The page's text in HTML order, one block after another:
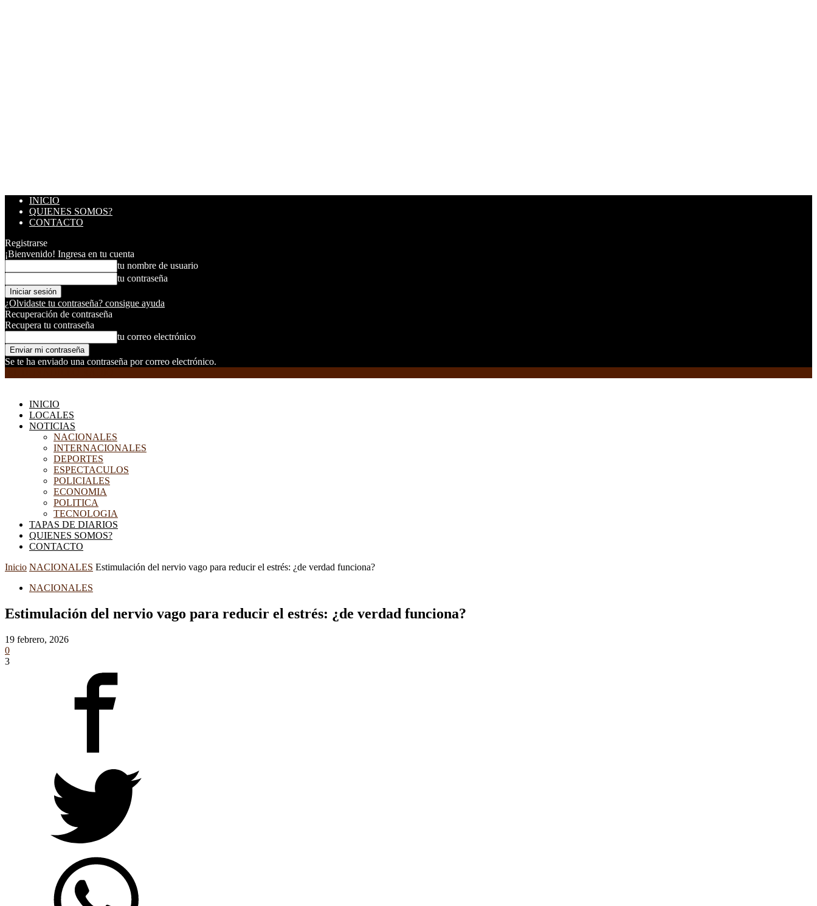
INICIO
QUIENES SOMOS?
CONTACTO
Registrarse
¡Bienvenido! Ingresa en tu cuenta
tu nombre de usuario
tu contraseña
¿Olvidaste tu contraseña? consigue ayuda
Recuperación de contraseña
Recupera tu contraseña
tu correo electrónico
Se te ha enviado una contraseña por correo electrónico.
INICIO
LOCALES
NOTICIAS
NACIONALES
INTERNACIONALES
DEPORTES
ESPECTACULOS
POLICIALES
ECONOMIA
POLITICA
TECNOLOGIA
TAPAS DE DIARIOS
QUIENES SOMOS?
CONTACTO
Inicio NACIONALES Estimulación del nervio vago para reducir el estrés: ¿de verdad funciona?
NACIONALES
Estimulación del nervio vago para reducir el estrés: ¿de verdad funciona?
19 febrero, 2026
0
3